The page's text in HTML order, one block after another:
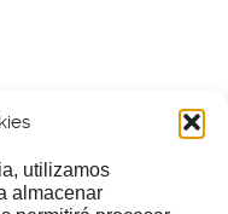
utilizamos
almacenar